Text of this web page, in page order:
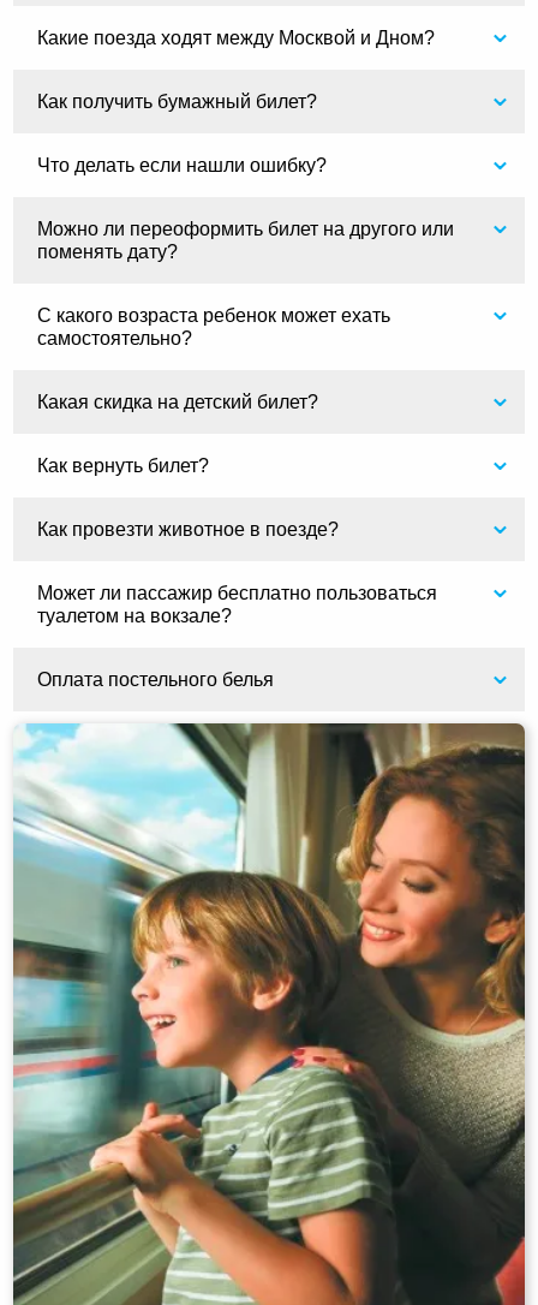
Какие поезда ходят между Москвой и Дном?
Как получить бумажный билет?
Что делать если нашли ошибку?
Можно ли переоформить билет на другого или
поменять дату?
С какого возраста ребенок может ехать
самостоятельно?
Какая скидка на детский билет?
Как вернуть билет?
Как провезти животное в поезде?
Может ли пассажир бесплатно пользоваться
туалетом на вокзале?
Оплата постельного белья